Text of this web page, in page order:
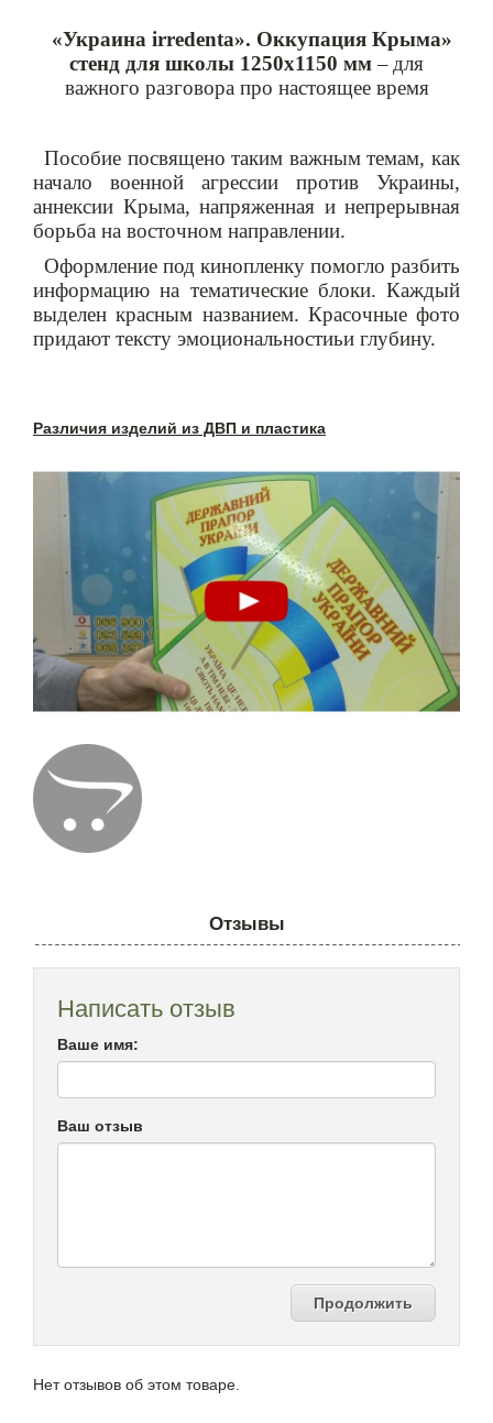
«Украина irredenta». Оккупация Крыма»
стенд для школы 1250х1150 мм– для
важного разговора про настоящее время
Пособие посвящено таким важнымтемам, как
начало военной агрессии против Украины,
аннексии Крыма, напряженная и непрерывная
борьба на восточном направлении.
Оформление под кинопленку помогло разбить
информацию на тематические блоки. Каждый
выделен красным названием. Красочные фото
придают тексту эмоциональностиьи глубину.
Различия изделий из ДВП и пластика
Отзывы
Написать отзыв
Ваше имя:
Ваш отзыв
Продолжить
Нет отзывов об этом товаре.